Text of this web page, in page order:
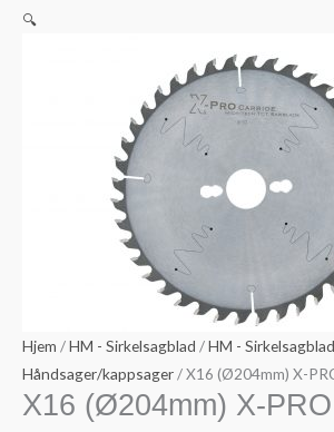
🔍
Hjem /HM - Sirkelsagblad /HM -
Håndsager/kappsager/ X16 (Ø204mm) X-
X16 (Ø204mm) X-